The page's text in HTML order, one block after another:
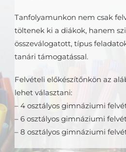
Tanfolyamunkon nem csak
töltenek ki a diákok, hanem
összeválogatott, típus
tanári támogatással.
Felvételi előkészítőnkön az
lehet választani:
– 4 osztályos gimnáziumi
– 6 osztályos gimnáziumi
– 8 osztályos gimnáziumi